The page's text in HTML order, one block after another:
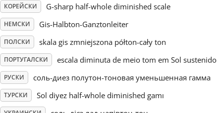
Türkçe
Українська
繁體中文
КОРЕЙСКИ G-sharp half-whole diminished scale
НЕМСКИ Gis-Halbton-Ganztonleiter
ПОЛСКИ skala gis zmniejszona półton-cały ton
ПОРТУГАЛСКИ escala diminuta de meio tom em Sol sustenido
РУСКИ соль-диез полутон-тоновая уменьшенная гамма
ТУРСКИ Sol diyez half-whole diminished gamı